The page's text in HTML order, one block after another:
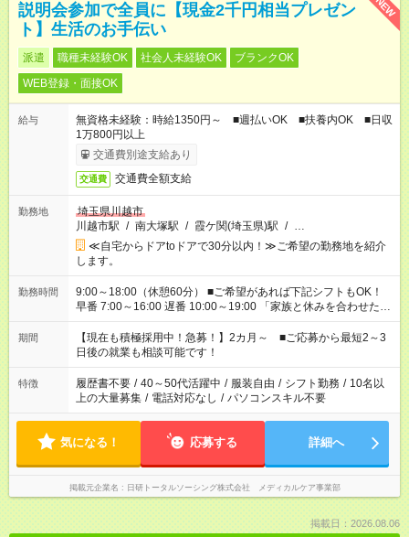
NEW
説明会参加で全員に【現金2千円相当プレゼン
ト】生活のお手伝い
派遣 職種未経験OK 社会人未経験OK
ブランクOK
WEB登録・面接OK
給与
無資格未経験：時給1350円～ ■週払いOK ■扶養内OK ■日収
1万800円以上
交通費別途支給あり
交通費 交通費全額支給
勤務地
埼玉県川越市
川越市駅 / 南大塚駅 / 霞ケ関(埼玉県)駅 / …
≪自宅からドアtoドアで30分以内！≫ご希望の勤務地を紹介
します。
勤務時間
9:00～18:00（休憩60分） ■ご希望があれば下記シフトもOK！
早番 7:00～16:00 遅番 10:00～19:00 「家族と休みを合わせた
い」 「余裕を持って夕飯の準備がしたい」 「できれば残業はし
たくない」 など、ご希望を教えてくださいね。 ※Wワーク希望
の方へ 今ご覧のお仕事で希望する勤務時間と、もう1つのお仕事
の勤務時間。 合計で週40時間を超える場合は応募できません。
期間
【現在も積極採用中！急募！】2カ月～ ■ご応募から最短2～3
日後の就業も相談可能です！
特徴 履歴書不要 / 40～50代活躍中 / 服装自由 / シフト勤務 / 10名以
上の大量募集 / 電話対応なし / パソコンスキル不要
気になる！ 応募する 詳細へ
掲載元企業名 日研トータルソーシング株式会社 メディカルケア事業部
掲載日：2026.08.06